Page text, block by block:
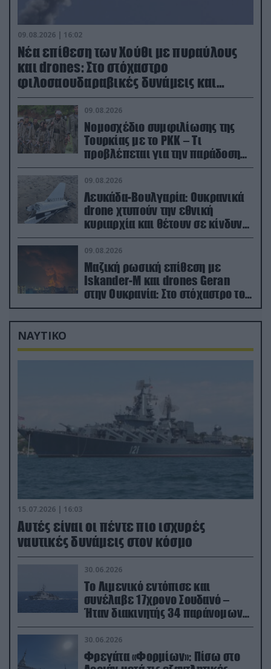
09.08.2026 | 16:02
Νέα επίθεση των Χούθι με πυραύλους
και drones: Στο στόχαστρο
φιλοσαουδαραβικές δυνάμεις και
εγκαταστάσεις
09.08.2026
Νομοσχέδιο συμφιλίωσης της
Τουρκίας με το ΡΚΚ – Τι
προβλέπεται για την παράδοση
των όπλων
09.08.2026
Λευκάδα-Βουλγαρία: Ουκρανικά
drone χτυπούν την εθνική
κυριαρχία και θέτουν σε κίνδυνο
οικονομίες χωρών του ΝΑΤΟ
09.08.2026
Μαζική ρωσική επίθεση με
Iskander-M και drones Geran
στην Ουκρανία: Στο στόχαστρο το
εργοστάσιο των Flamingo
ΝΑΥΤΙΚΟ
15.07.2026 | 16:03
Aυτές είναι οι πέντε πιο ισχυρές
ναυτικές δυνάμεις στον κόσμο
30.06.2026
Το Λιμενικό εντόπισε και
συνέλαβε 17χρονο Σουδανό –
Ήταν διακινητής 34 παράνομων
μεταναστών
30.06.2026
Φρεγάτα «Φορμίων»: Πίσω στο